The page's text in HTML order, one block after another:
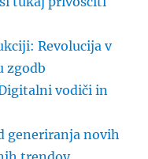
Revolucija v
zgodb
vodiči in
generiranja novih